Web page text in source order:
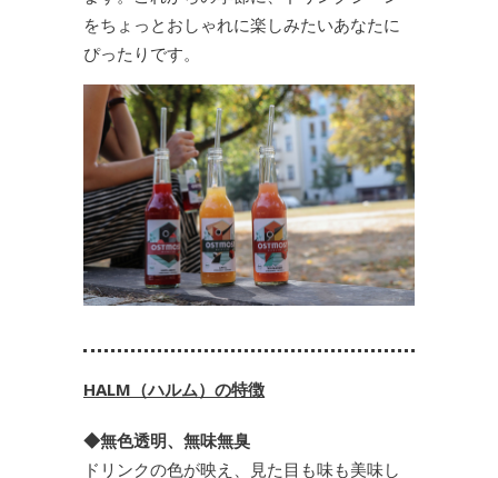
をちょっとおしゃれに楽しみたいあなたに
ぴったりです。
HALM（ハルム）の特徴
◆無色透明、無味無臭
ドリンクの色が映え、見た目も味も美味し